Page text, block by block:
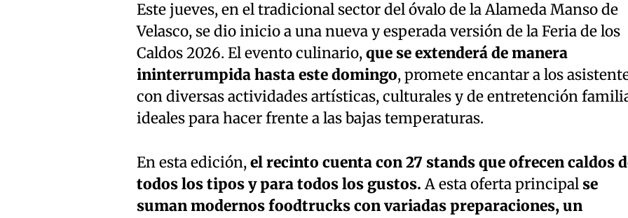
Este jueves, en el tradicional sector del óvalo de la Alameda Manso de
Velasco, se dio inicio a una nueva y esperada versión de la Feria de los
Caldos 2026. El evento culinario,que se extenderá de manera
ininterrumpida hasta este domingo, promete encantar a los
con diversas actividades artísticas, culturales y de entretención
ideales para hacer frente a las bajas temperaturas.
En esta edición,el recinto cuenta con 27 stands que ofrecen caldos
todos los tipos y para todos los gustos.A esta oferta principalse
suman modernos foodtrucks con variadas preparaciones, un